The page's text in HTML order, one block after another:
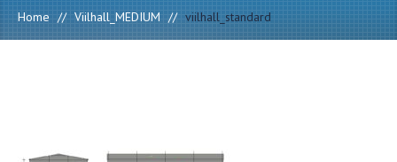
Home // Viilhall_MEDIUM // viilhall_standard